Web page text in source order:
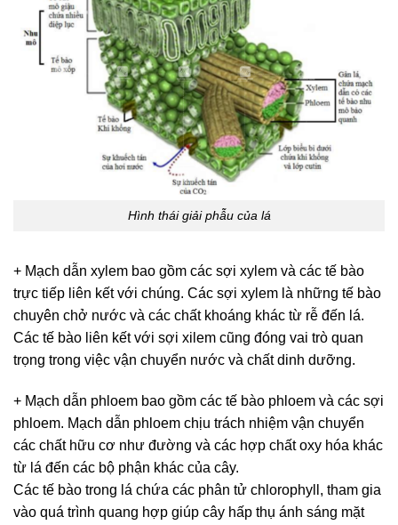
Hình thái giải phẫu của lá
+ Mạch dẫn xylem bao gồm các sợi xylem và các tế bào
trực tiếp liên kết với chúng. Các sợi xylem là những tế bào
chuyên chở nước và các chất khoáng khác từ rễ đến lá.
Các tế bào liên kết với sợi xilem cũng đóng vai trò quan
trọng trong việc vận chuyển nước và chất dinh dưỡng.
+ Mạch dẫn phloem bao gồm các tế bào phloem và các sợi
phloem. Mạch dẫn phloem chịu trách nhiệm vận chuyển
các chất hữu cơ như đường và các hợp chất oxy hóa khác
từ lá đến các bộ phận khác của cây.
Các tế bào trong lá chứa các phân tử chlorophyll, tham gia
vào quá trình quang hợp giúp cây hấp thụ ánh sáng mặt